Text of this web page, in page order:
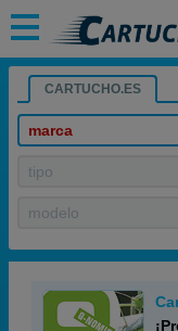
CARTUCHO.ES
marca
tipo
modelo